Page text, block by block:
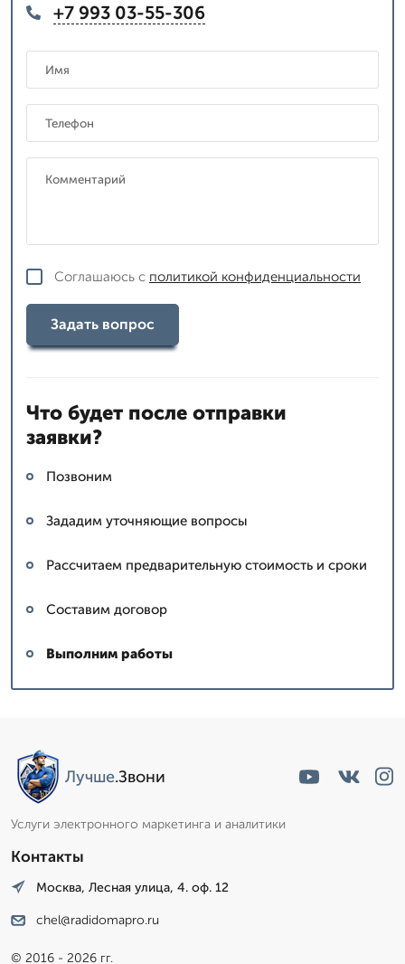
+7 993 03-55-306
Соглашаюсь с политикой конфиденциальности
Задать вопрос
Что будет после отправки
заявки?
Позвоним
Зададим уточняющие вопросы
Рассчитаем предварительную стоимость и сроки
Составим договор
Выполним работы
Лучше.Звони
Услуги электронного маркетинга и аналитики
Контакты
Москва, Лесная улица, 4. оф. 12
chel@radidomapro.ru
© 2016 - 2026 гг.